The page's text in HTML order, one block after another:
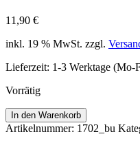
11,90 €
inkl. 19 % MwSt. zzgl.
Lieferzeit: 1-3 Werktage (Mo-
Vorrätig
Tampergriff
Joe
In den Warenkorb
Artikelnummer: 1702_bu